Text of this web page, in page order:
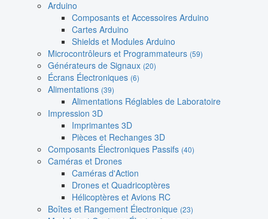
Arduino
Composants et Accessoires Arduino
Cartes Arduino
Shields et Modules Arduino
Microcontrôleurs et Programmateurs (59)
Générateurs de Signaux (20)
Écrans Électroniques (6)
Alimentations (39)
Alimentations Réglables de Laboratoire
Impression 3D
Imprimantes 3D
Pièces et Rechanges 3D
Composants Électroniques Passifs (40)
Caméras et Drones
Caméras d'Action
Drones et Quadricoptères
Hélicoptères et Avions RC
Boîtes et Rangement Électronique (23)